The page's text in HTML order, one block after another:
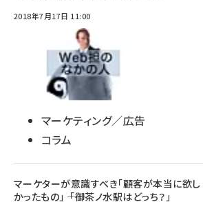
2018年7月17日 11:00
マーケティング／広告
コラム
マーケターが意識すべき「顧客が本当に欲し
かったもの」 ―― 「御茶ノ水駅はどっち？」